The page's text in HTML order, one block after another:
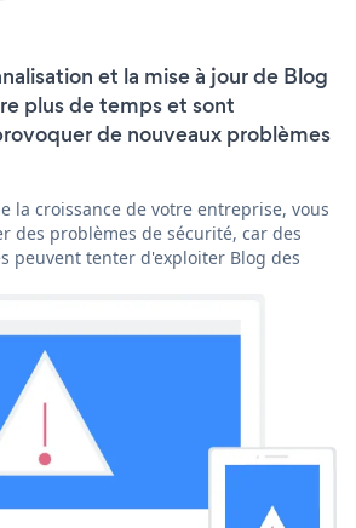
et la mise à jour de Blog
plus de temps et sont
de nouveaux problèmes
la croissance de votre entreprise, vous
des problèmes de sécurité, car des
peuvent tenter d'exploiter Blog des